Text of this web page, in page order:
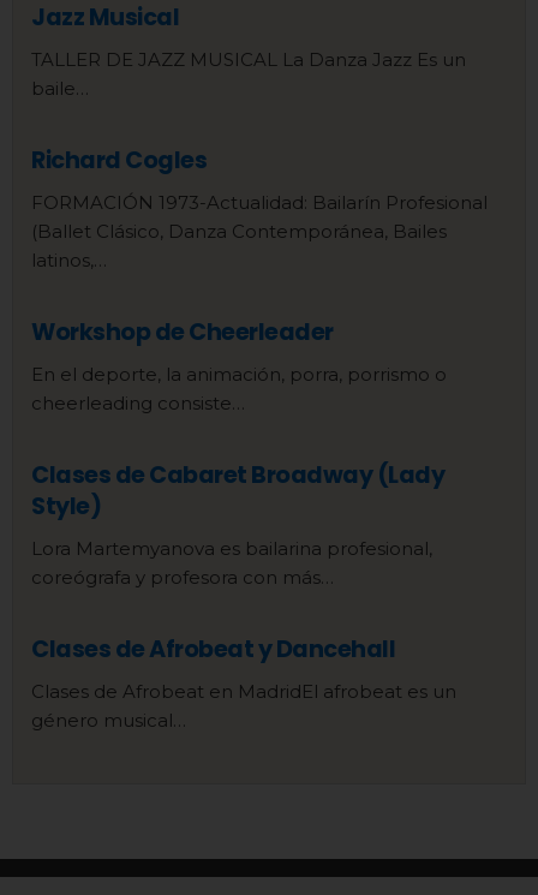
Jazz Musical
TALLER DE JAZZ MUSICAL La Danza Jazz Es un
baile…
Richard Cogles
FORMACIÓN 1973-Actualidad: Bailarín Profesional
(Ballet Clásico, Danza Contemporánea, Bailes
latinos,…
Workshop de Cheerleader
En el deporte, la animación, porra, porrismo o
cheerleading consiste…
Clases de Cabaret Broadway (Lady
Style)
Lora Martemyanova es bailarina profesional,
coreógrafa y profesora con más…
Clases de Afrobeat y Dancehall
Clases de Afrobeat en MadridEl afrobeat es un
género musical…